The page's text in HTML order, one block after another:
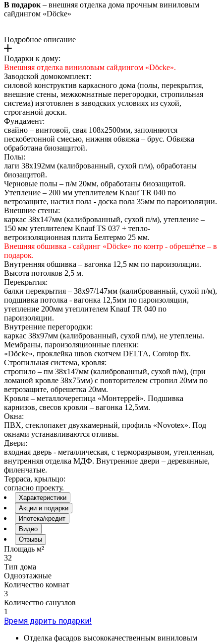
В подарок– внешняя отделка дома прочным виниловым
сайдингом «Döcke»
Подробное описание
Подарки к дому:
Внешняя отделка виниловым сайдингом «Döcke».
Заводской домокомплект:
силовой конструктив каркасного дома (полы, перекрытия,
внешние стены, межкомнатные перегородки, стропильная
система) изготовлен в заводских условиях из сухой,
строганной доски.
Фундамент:
свайно – винтовой, свая 108х2500мм, заполняются
пескобетонной смесью, нижняя обвязка – брус. Обвязка
обработана биозащитой.
Полы:
лаги 38х192мм (калиброванный, сухой п/м), обработаны
биозащитой.
Черновые полы – п/м 20мм, обработаны биозащитой.
Утепление – 200 мм утеплителем Knauf TR 040 по
ветрозащите, настил пола - доска пола 35мм по пароизоляции.
Внешние стены:
каркас 38х147мм (калиброванный, сухой п/м), утепление –
150 мм утеплителем Knauf TS 037 + тепло-
ветроизоляционная плита Белтермо 25 мм.
Внешняя обшивка - сайдинг «Döcke» по контр - обрешётке – в
подарок.
Внутренняя обшивка – вагонка 12,5 мм по пароизоляции.
Высота потолков 2,5 м.
Перекрытия:
балки перекрытия – 38х97/147мм (калиброванный, сухой п/м),
подшивка потолка - вагонка 12,5мм по пароизоляции,
утепление 200мм утеплителем Knauf TR 040 по
пароизоляции.
Внутренние перегородки:
каркас 38х97мм (калиброванный, сухой п/м), не утеплены.
Мембраны, пароизоляционные пленки:
«Döcke», проклейка швов скотчем DELTA, Сorotop fix.
Стропильная система, кровля:
стропило – пм 38х147мм (калиброванный, сухой п/м), (при
ломаной кровле 38х75мм) с повторителем стропил 20мм по
ветрозащите, обрешетка 20мм.
Кровля – металлочерепица «Монтеррей». Подшивка
карнизов, свесов кровли – вагонка 12,5мм.
Окна:
ПВХ, стеклопакет двухкамерный, профиль «Novotex». Под
окнами устанавливаются отливы.
Двери:
входная дверь - металлическая, с терморазрывом, утепленная,
внутренняя отделка МДФ. Внутренние двери – деревянные,
филенчатые.
Терраса, крыльцо:
согласно проекту.
Характеристики
Акции и подарки
Ипотека/кредит
Видео
Отзывы
Площадь м²
32
Тип дома
Одноэтажные
Количество комнат
3
Количество санузлов
1
Время дарить подарки!
Отделка фасадов высококачественным виниловым